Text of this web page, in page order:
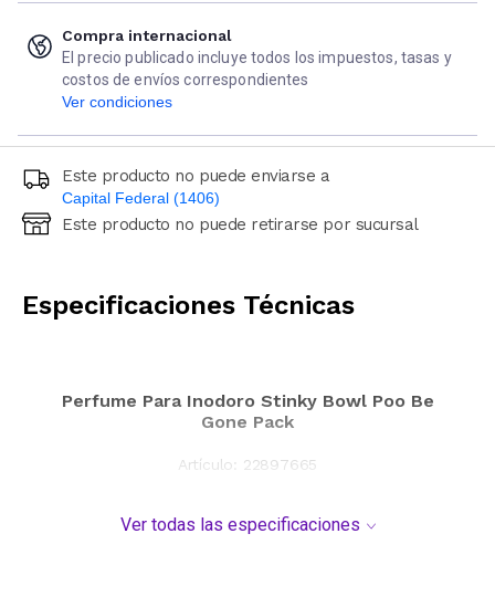
Compra internacional
El precio publicado incluye todos los impuestos, tasas y
costos de envíos correspondientes
Ver condiciones
Este producto no puede enviarse a
Capital Federal (1406)
Ingresá código postal (sólo números)
Este producto no puede retirarse por sucursal
Especificaciones Técnicas
Perfume Para Inodoro Stinky Bowl Poo Be
Gone Pack
Artículo: 22897665
Ver todas las especificaciones